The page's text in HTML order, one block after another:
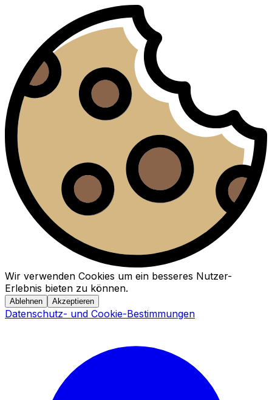
Wir verwenden Cookies um ein besseres Nutzer-
Erlebnis bieten zu können.
Ablehnen Akzeptieren
Datenschutz- und Cookie-Bestimmungen